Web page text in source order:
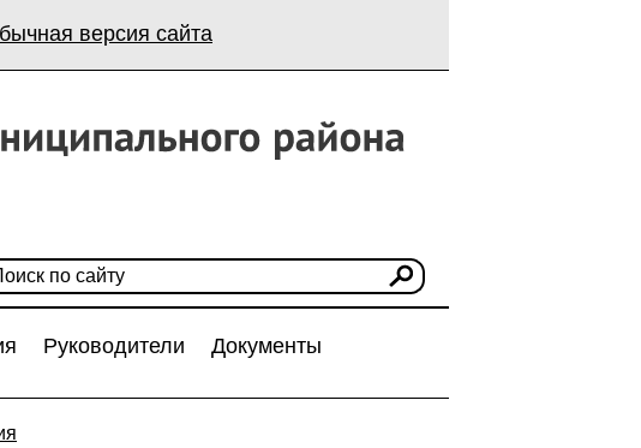
версия сайта
Руководители
Документы